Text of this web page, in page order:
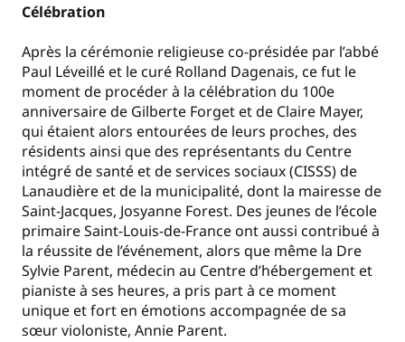
Célébration
Après la cérémonie religieuse co-présidée par l’abbé
Paul Léveillé et le curé Rolland Dagenais, ce fut le
moment de procéder à la célébration du 100e
anniversaire de Gilberte Forget et de Claire Mayer,
qui étaient alors entourées de leurs proches, des
résidents ainsi que des représentants du Centre
intégré de santé et de services sociaux (CISSS) de
Lanaudière et de la municipalité, dont la mairesse de
Saint-Jacques, Josyanne Forest. Des jeunes de l’école
primaire Saint-Louis-de-France ont aussi contribué à
la réussite de l’événement, alors que même la Dre
Sylvie Parent, médecin au Centre d’hébergement et
pianiste à ses heures, a pris part à ce moment
unique et fort en émotions accompagnée de sa
sœur violoniste, Annie Parent.